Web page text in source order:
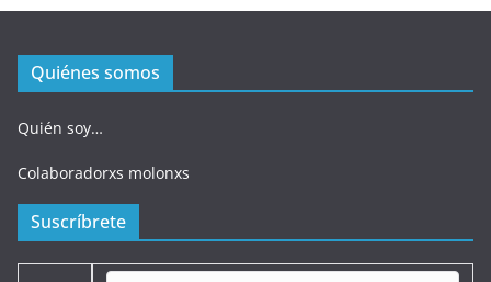
Quiénes somos
Quién soy…
Colaboradorxs molonxs
Suscríbrete